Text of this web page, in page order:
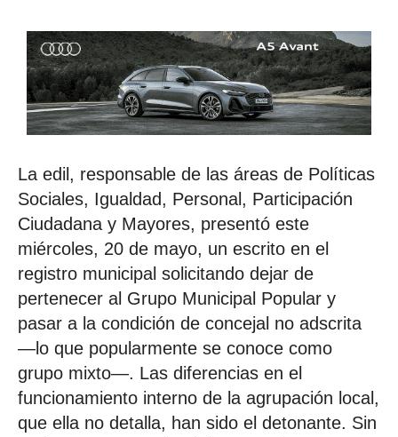
La edil, responsable de las áreas de Políticas
Sociales, Igualdad, Personal, Participación
Ciudadana y Mayores, presentó este
miércoles, 20 de mayo, un escrito en el
registro municipal solicitando dejar de
pertenecer al Grupo Municipal Popular y
pasar a la condición de concejal no adscrita
—lo que popularmente se conoce como
grupo mixto—. Las diferencias en el
funcionamiento interno de la agrupación local,
que ella no detalla, han sido el detonante. Sin